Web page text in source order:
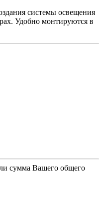
системы освещения
Удобно монтируются в
сумма Вашего общего